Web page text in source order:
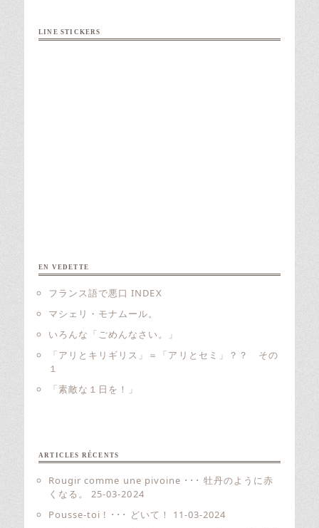
LINE STICKERS
EN VEDETTE
フランス語で悪口 INDEX
マシェリ・モナムール。
いろんな「ごめんなさい。」
「アリとキリギリス」＝「アリとセミ」？？ その
１
「素敵な１日を！」
ARTICLES RÉCENTS
Rougir comme une pivoine ･･･ 牡丹のように赤
くなる。
25-03-2024
Pousse-toi ! ･･･ どいて！
11-03-2024